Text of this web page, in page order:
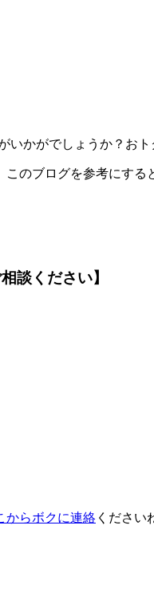
いかがでしょうか？お
このブログを参考にする
談ください】
からボクに連絡 ください